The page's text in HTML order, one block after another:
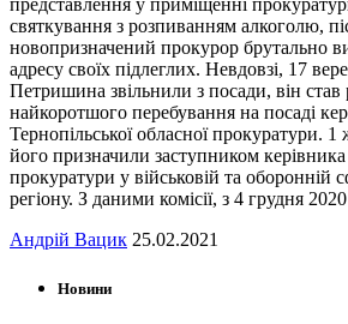
святкування з розпиванням алкоголю,
новопризначений прокурор брутально
адресу своїх підлеглих. Невдовзі, 17
Петришина звільнили з посади, він став
найкоротшого перебування на посаді
Тернопільської обласної прокуратури.
його призначили заступником керівника
прокуратури у військовій та оборонній
регіону. З даними комісії, з 4 грудня
Андрій Вацик 25.02.2021
Новини